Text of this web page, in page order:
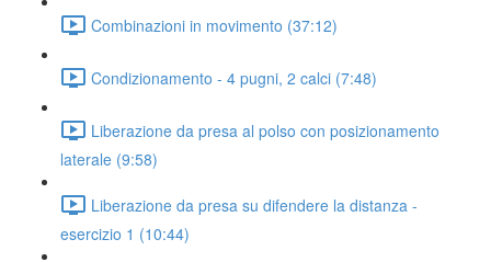
Combinazioni in movimento (37:12)
Condizionamento - 4 pugni, 2 calci (7:48)
Liberazione da presa al polso con posizionamento
laterale (9:58)
Liberazione da presa su difendere la distanza -
esercizio 1 (10:44)